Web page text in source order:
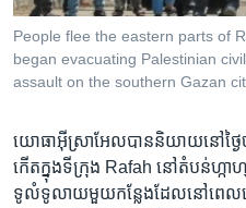
ទៅ​
កាន់​
ទំព័រ​
ភាសា
People flee the eastern parts of
began evacuating Palestinian
assault on the southern Gazan
យោធា​អ៊ីស្រាអែល​បាន​និយាយ​នៅ​ថ្ងៃ​ច
កើត​ក្នុង​ទីក្រុង Rafah នៅ​តំបន់​ហ្ក
ទូលំទូលាយ​មួយ​កន្លែង​ដែល​នៅ​ពេល​ន